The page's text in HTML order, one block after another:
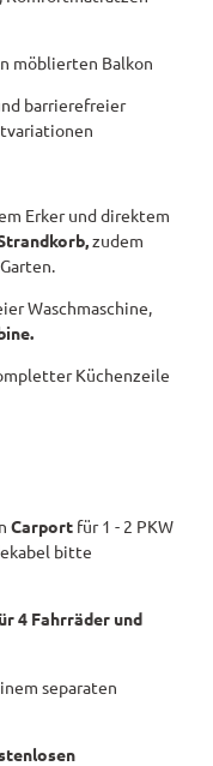
möblierten Balkon
barrierefreier
Erker und direktem
zudem
Waschmaschine,
Küchenzeile
Carport für 1 - 2 PKW
bitte
4 Fahrräder und
separaten